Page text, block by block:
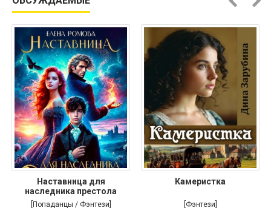
Наставница для
наследника престола
[Попаданцы / Фэнтези]
Камеристка
[Фэнтези]